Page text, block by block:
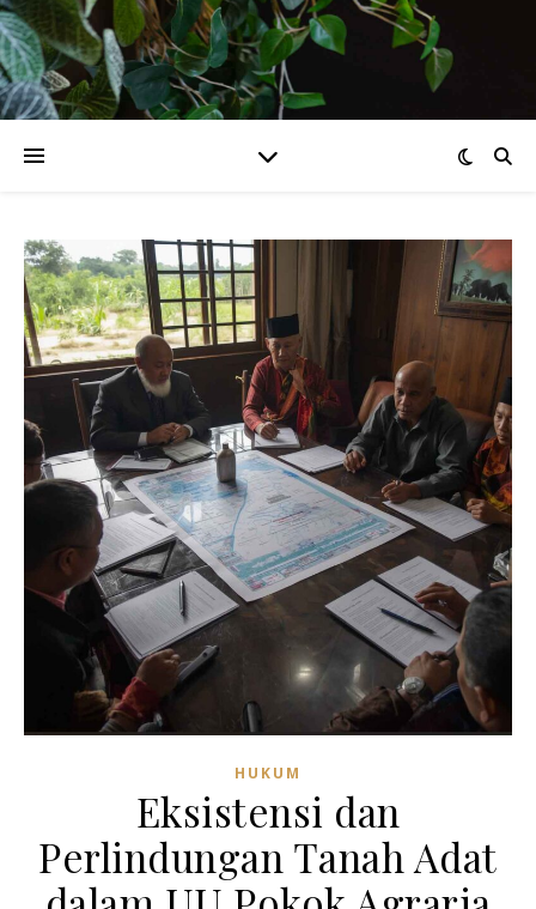
HUKUM
Eksistensi dan
Perlindungan Tanah Adat